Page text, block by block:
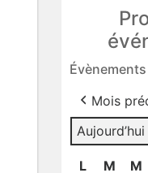
Mois
Aujourd’hui
L lundi
M mardi
M